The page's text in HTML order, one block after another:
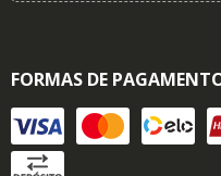
FORMAS DE